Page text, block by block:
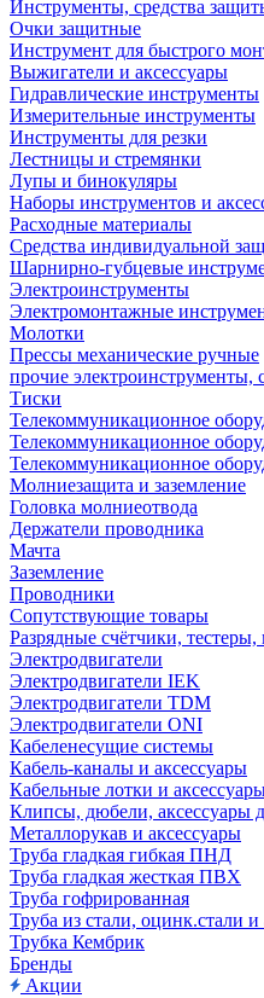
Инструменты, средства
Очки защитные
Инструмент для быстрого
Выжигатели и аксессуары
Гидравлические инструменты
Измерительные инструменты
Инструменты для резки
Лестницы и стремянки
Лупы и бинокуляры
Наборы инструментов и
Расходные материалы
Средства индивидуальной
Шарнирно-губцевые
Электроинструменты
Электромонтажные
Молотки
Прессы механические ручные
прочие электроинструменты,
Тиски
Телекоммуникационное
Телекоммуникационное
Телекоммуникационное
Молниезащита и заземление
Головка молниеотвода
Держатели проводника
Мачта
Заземление
Проводники
Сопутствующие товары
Разрядные счётчики,
Электродвигатели
Электродвигатели IEK
Электродвигатели TDM
Электродвигатели ONI
Кабеленесущие системы
Кабель-каналы и аксессуары
Кабельные лотки и
Клипсы, дюбели, аксессуары
Металлорукав и аксессуары
Труба гладкая гибкая ПНД
Труба гладкая жесткая ПВХ
Труба гофрированная
Труба из стали, оцинк.стали
Трубка Кембрик
Бренды
Акции